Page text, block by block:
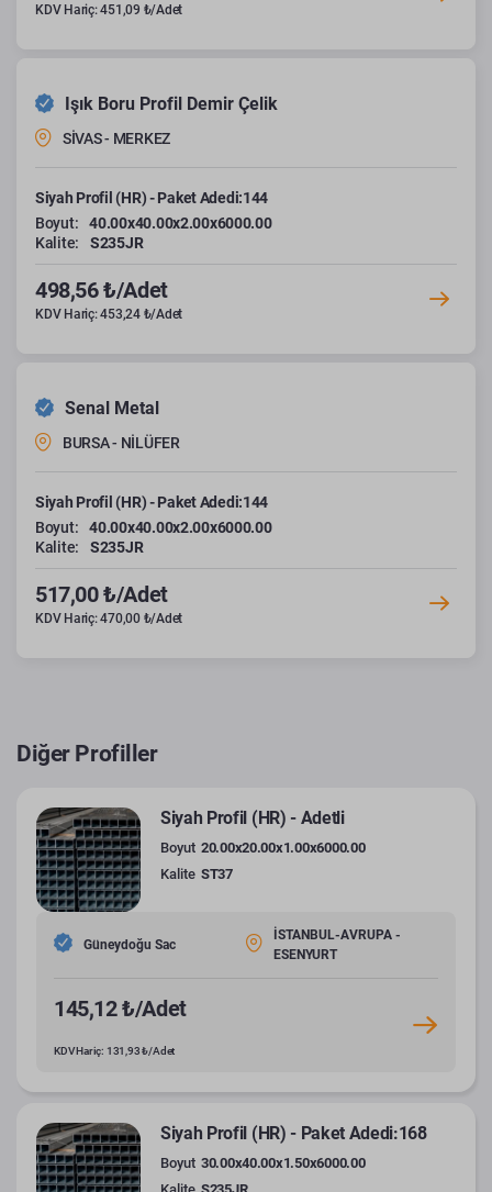
KDV Hariç: 451,09 ₺/Adet
Işık Boru Profil Demir Çelik
SİVAS - MERKEZ
Siyah Profil (HR) - Paket Adedi:144
Boyut:
40.00x40.00x2.00x6000.00
Kalite:
S235JR
498,56 ₺/Adet
KDV Hariç: 453,24 ₺/Adet
Senal Metal
BURSA - NİLÜFER
Siyah Profil (HR) - Paket Adedi:144
Boyut:
40.00x40.00x2.00x6000.00
Kalite:
S235JR
517,00 ₺/Adet
KDV Hariç: 470,00 ₺/Adet
Diğer Profiller
Siyah Profil (HR) - Adetli
Boyut 20.00x20.00x1.00x6000.00
Kalite ST37
Güneydoğu Sac
İSTANBUL-AVRUPA -
ESENYURT
145,12 ₺/Adet
KDV Hariç: 131,93 ₺/Adet
Siyah Profil (HR) - Paket Adedi:168
Boyut 30.00x40.00x1.50x6000.00
Kalite S235JR